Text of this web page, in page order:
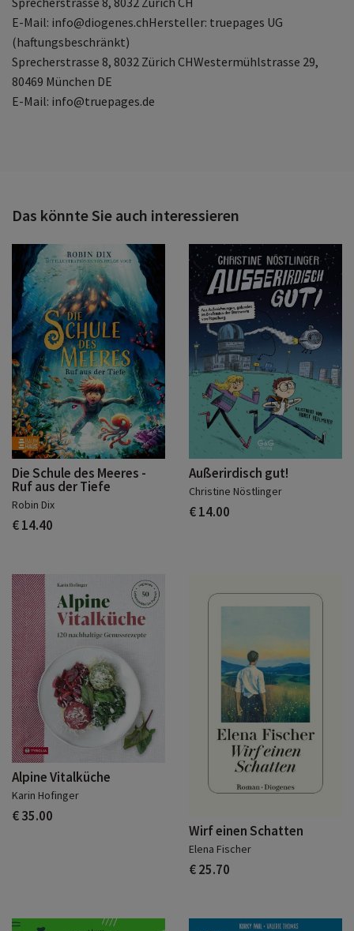
E-Mail: info@diogenes.chHersteller: truepages UG
(haftungsbeschränkt)
Sprecherstrasse 8, 8032 Zürich CHWestermühlstrasse 29,
80469 München DE
E-Mail: info@truepages.de
Das könnte Sie auch interessieren
Die Schule des Meeres -
Ruf aus der Tiefe
Robin Dix
€ 14.40
Außerirdisch gut!
Christine Nöstlinger
€ 14.00
Alpine Vitalküche
Karin Hofinger
€ 35.00
Wirf einen Schatten
Elena Fischer
€ 25.70